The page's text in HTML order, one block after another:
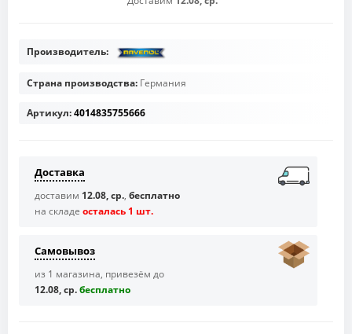
Производитель:
Страна производства: Германия
Артикул:4014835755666
Доставка
доставим 12.08, ср., бесплатно
на складе осталась 1 шт.
Самовывоз
из 1 магазина, привезём до
12.08, ср.бесплaтно